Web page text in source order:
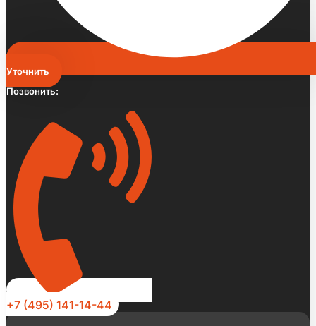
Уточнить
Позвонить:
+7 (495) 141-14-44